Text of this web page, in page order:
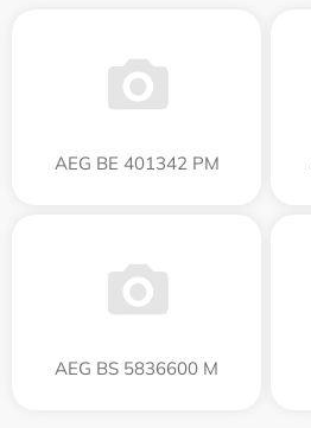
AEG BE 401342 PM
AEG BS 5836600 M